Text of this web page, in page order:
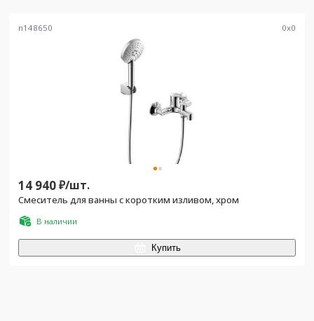
n148650 0x0
14 940₽/шт.
Смеситель для ванны с коротким изливом, хром
В наличии
Купить